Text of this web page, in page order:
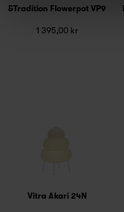
&Tradition Flowerpot VP9
1 395,00 kr
Vitra Akari 24N